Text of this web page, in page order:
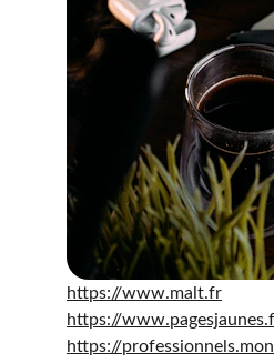
https://www.malt.fr
https://
https://